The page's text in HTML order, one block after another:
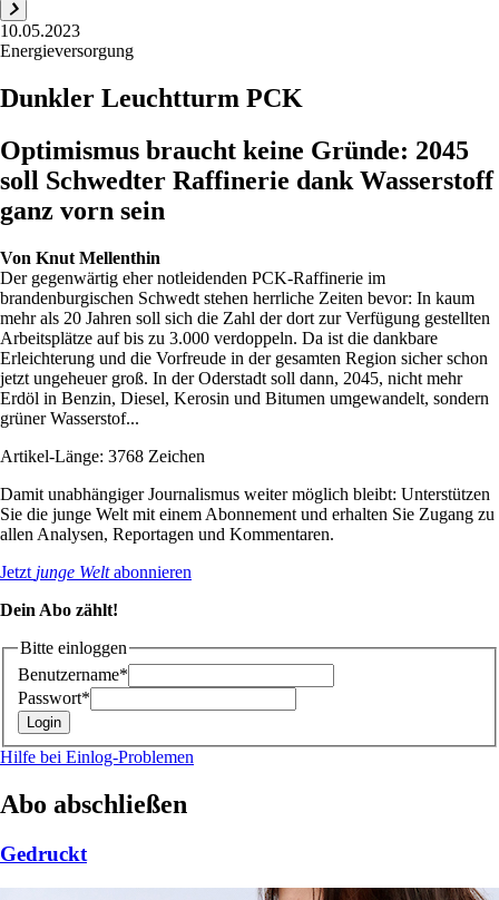
10.05.2023
Energieversorgung
Dunkler Leuchtturm PCK
Optimismus braucht keine Gründe: 2045
soll Schwedter Raffinerie dank Wasserstoff
ganz vorn sein
Von Knut Mellenthin
Der gegenwärtig eher notleidenden PCK-Raffinerie im
brandenburgischen Schwedt stehen herrliche Zeiten bevor: In kaum
mehr als 20 Jahren soll sich die Zahl der dort zur Verfügung gestellten
Arbeitsplätze auf bis zu 3.000 verdoppeln. Da ist die dankbare
Erleichterung und die Vorfreude in der gesamten Region sicher schon
jetzt ungeheuer groß. In der Oderstadt soll dann, 2045, nicht mehr
Erdöl in Benzin, Diesel, Kerosin und Bitumen umgewandelt, sondern
grüner Wasserstof...
Artikel-Länge: 3768 Zeichen
Damit unabhängiger Journalismus weiter möglich bleibt: Unterstützen
Sie die junge Welt mit einem Abonnement und erhalten Sie Zugang zu
allen Analysen, Reportagen und Kommentaren.
Jetzt junge Weltabonnieren
Dein Abo zählt!
Bitte einloggen
Benutzername*
Passwort*
Hilfe bei Einlog-Problemen
Abo abschließen
Gedruckt